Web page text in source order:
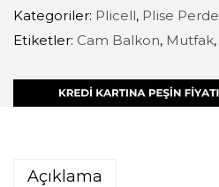
Kategoriler: Plicell, Plise Perde
Etiketler: Cam Balkon, Mutfak,
Açıklama